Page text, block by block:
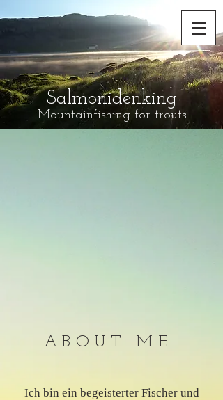
Salmonidenking
Mountainfishing for trouts
ABOUT ME
Ich bin ein begeisterter Fischer und